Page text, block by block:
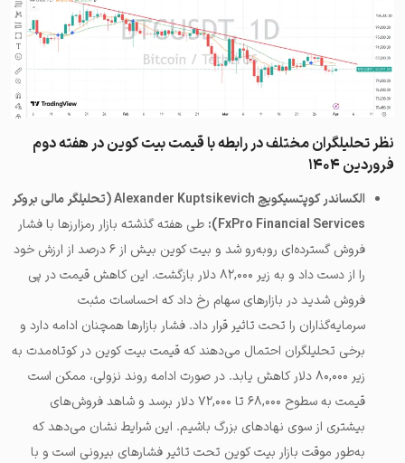
نظر تحلیلگران مختلف در رابطه با قیمت بیت کوین در هفته دوم
فروردین ۱۴۰۴
الکساندر کوپتسیکویچ Alexander Kuptsikevich (تحلیلگر مالی بروکر
FxPro Financial Services):
طی هفته گذشته بازار رمزارزها با فشار
فروش گسترده‌ای روبه‌رو شد و بیت کوین بیش از ۶ درصد از ارزش خود
را از دست داد و به زیر ۸۲,۰۰۰ دلار بازگشت. این کاهش قیمت در پی
فروش شدید در بازارهای سهام رخ داد که احساسات مثبت
سرمایه‌گذاران را تحت تاثیر قرار داد. فشار بازارها همچنان ادامه دارد و
برخی تحلیلگران احتمال می‌دهند که قیمت بیت کوین در کوتاه‌مدت به
زیر ۸۰,۰۰۰ دلار کاهش یابد. در صورت ادامه روند نزولی، ممکن است
قیمت به سطوح ۶۸,۰۰۰ تا ۷۲,۰۰۰ دلار برسد و شاهد فروش‌های
بیشتری از سوی نهادهای بزرگ باشیم. این شرایط نشان می‌دهد که
به‌طور موقت بازار بیت کوین تحت تاثیر فشارهای بیرونی است و با